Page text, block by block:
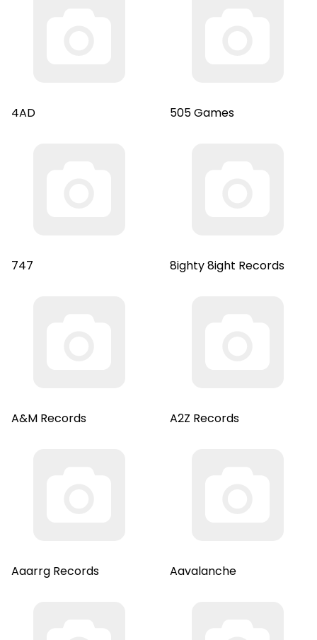
4AD 505 Games
747 8ighty 8ight Records
A&M Records A2Z Records
Aaarrg Records Aavalanche